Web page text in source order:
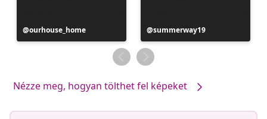
Bejegyzés
közzétevője
ourhouse_home
Bejegyzés
közzétevője
summerway19
Nézze meg, hogyan tölthet fel képeket